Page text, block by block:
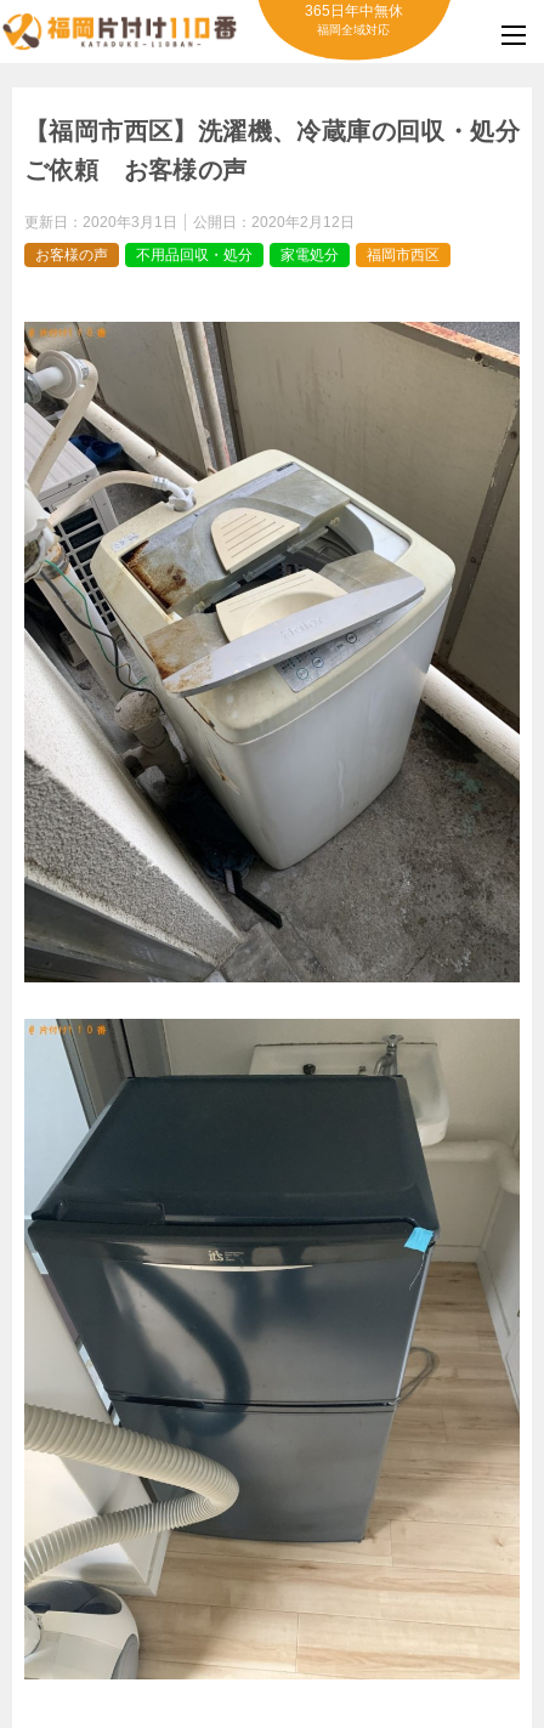
365日年中無休
福岡全域対応
【福岡市西区】洗濯機、冷蔵庫の回収・処分
ご依頼 お客様の声
更新日： 2020年3月1日 公開日： 2020年2月12日
お客様の声
不用品回収・処分 家電処分 福岡市西区